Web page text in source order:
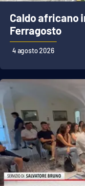
Caldo africano
Ferragosto
4 agosto 2026